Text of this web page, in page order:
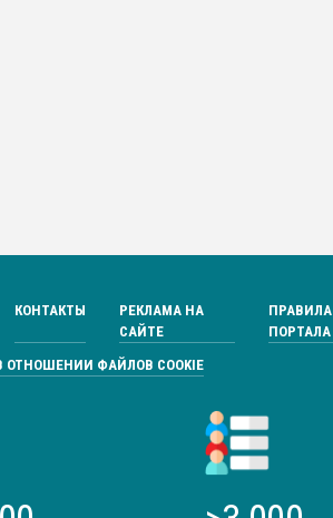
КОНТАКТЫ
РЕКЛАМА НА
САЙТЕ
ПРАВИЛА
ПОРТАЛА
ОТНОШЕНИИ ФАЙЛОВ COOKIE